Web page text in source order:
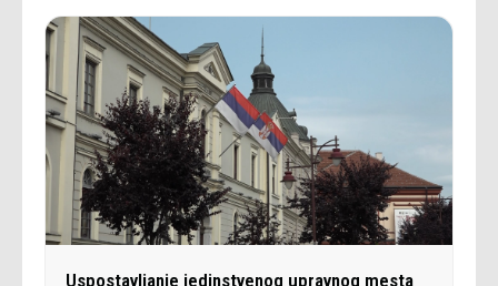
Uspostavljanje jedinstvenog upravnog mesta